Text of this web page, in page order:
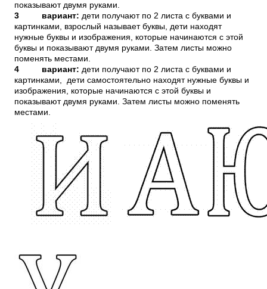
показывают двумя руками.
3
вариант: дети получают по 2 листа с буквами и
картинками, взрослый называет буквы, дети находят
нужные буквы и изображения, которые начинаются с этой
буквы и показывают двумя руками. Затем листы можно
поменять местами.
4
вариант: дети получают по 2 листа с буквами и
картинками, дети самостоятельно находят нужные буквы и
изображения, которые начинаются с этой буквы и
показывают двумя руками. Затем листы можно поменять
местами.